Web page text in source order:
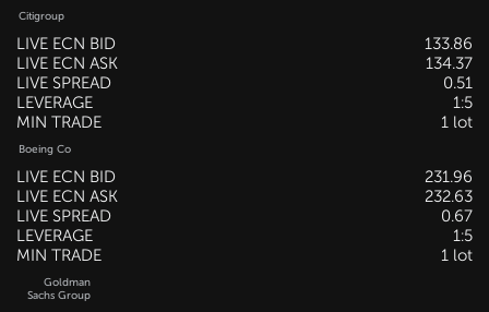
Citigroup
LIVE ECN BID
133.86
LIVE ECN ASK
134.37
LIVE SPREAD
0.51
LEVERAGE
1:5
MIN TRADE
1 lot
Boeing Co
LIVE ECN BID
231.96
LIVE ECN ASK
232.63
LIVE SPREAD
0.67
LEVERAGE
1:5
MIN TRADE
1 lot
Goldman
Sachs Group